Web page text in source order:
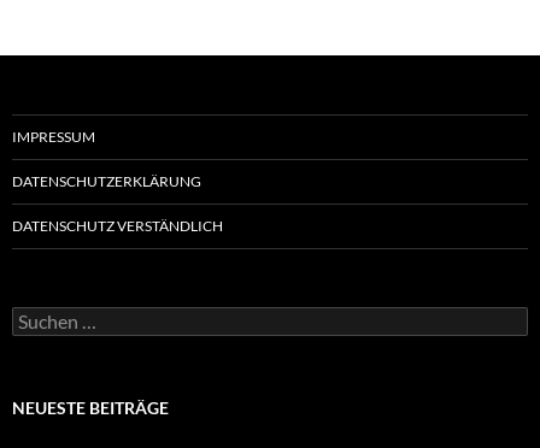
IMPRESSUM
DATENSCHUTZERKLÄRUNG
DATENSCHUTZ VERSTÄNDLICH
Suchen
nach:
NEUESTE BEITRÄGE